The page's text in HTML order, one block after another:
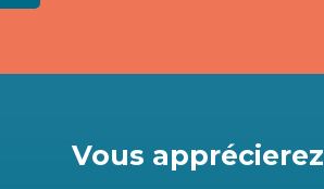
Vous apprécierez